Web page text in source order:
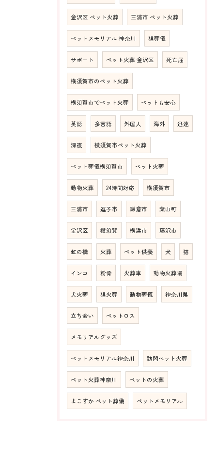
金沢区 ペット火葬 三浦市 ペット火葬
ペットメモリアル 神奈川 猫葬儀
サポート ペット火葬 金沢区 死亡届
横須賀市のペット火葬
横須賀市でペット火葬 ペットも安心
英語 多言語 外国人 海外 迅速
深夜 横須賀市ペット火葬
ペット葬儀横須賀市 ペット火葬
動物火葬 24時間対応 横須賀市
三浦市 逗子市 鎌倉市 葉山町
金沢区 横須賀 横浜市 藤沢市
虹の橋 火葬 ペット供養 犬 猫
インコ 粉骨 火葬車 動物火葬場
犬火葬 猫火葬 動物葬儀 神奈川県
立ち会い ペットロス
メモリアルグッズ
ペットメモリアル神奈川 訪問ペット火葬
ペット火葬神奈川 ペットの火葬
よこすか ペット葬儀 ペットメモリアル